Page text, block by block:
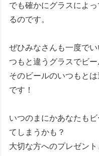
でも確かにグラスによ
るのです。
ぜひみなさんも一度で
つもと違うグラスでビ
そのビールのいつもと
です！
いつのまにかあなたも
てしまうかも？
大切な方へのプレゼン